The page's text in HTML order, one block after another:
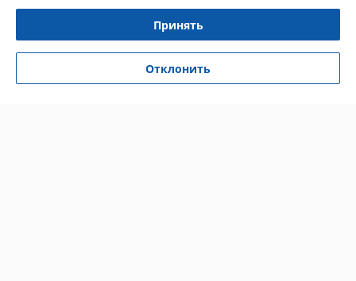
Отлично
Спасибо. Очень оперативная, слаженная работа. Через часа
полтора после моего звонка пришла смс, что заказ готов к выдаче.
Приехал-забрал. Обращаюсь раз 8-й, я доволен.
Принять
Отклонить